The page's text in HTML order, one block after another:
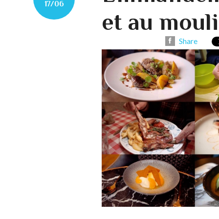
17/06
et au
Share